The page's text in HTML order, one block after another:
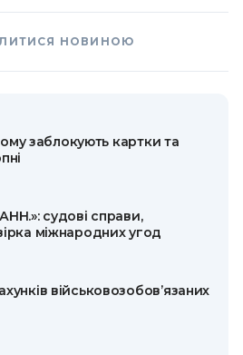
НОВИНОЮ
заблокують картки та
судові справи,
міжнародних угод
військовозобов’язаних